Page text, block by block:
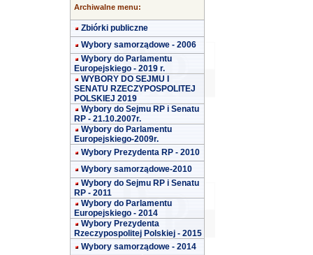
Archiwalne menu:
Zbiórki publiczne
Wybory samorządowe - 2006
Wybory do Parlamentu
Europejskiego - 2019 r.
WYBORY DO SEJMU I
SENATU RZECZYPOSPOLITEJ
POLSKIEJ 2019
Wybory do Sejmu RP i Senatu
RP - 21.10.2007r.
Wybory do Parlamentu
Europejskiego-2009r.
Wybory Prezydenta RP - 2010
Wybory samorządowe-2010
Wybory do Sejmu RP i Senatu
RP - 2011
Wybory do Parlamentu
Europejskiego - 2014
Wybory Prezydenta
Rzeczypospolitej Polskiej - 2015
Wybory samorządowe - 2014